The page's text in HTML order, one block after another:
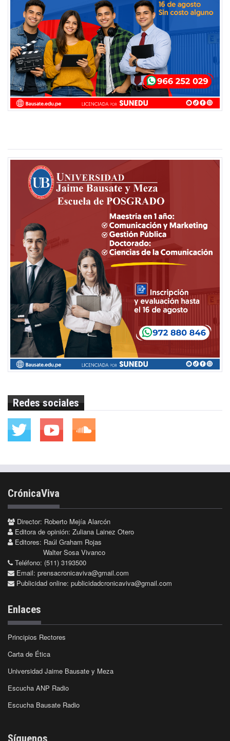
Redes sociales
CrónicaViva
Director: Roberto Mejía Alarcón
Editora de opinión: Zuliana Lainez Otero
Editores: Raúl Graham Rojas
Walter Sosa Vivanco
Teléfono: (511) 3193500
Email: prensacronicaviva@gmail.com
Publicidad online: publicidadcronicaviva@gmail.com
Enlaces
Principios Rectores
Carta de Ética
Universidad Jaime Bausate y Meza
Escucha ANP Radio
Escucha Bausate Radio
Síguenos